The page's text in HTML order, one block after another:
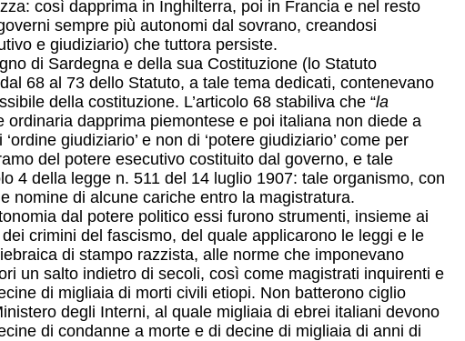
così dapprima in Inghilterra, poi in Francia e nel resto
sempre più autonomi dal sovrano, creandosi
e giudiziario) che tuttora persiste.
di Sardegna e della sua Costituzione (lo Statuto
68 al 73 dello Statuto, a tale tema dedicati, contenevano
della costituzione. L’articolo 68 stabiliva che “la
ordinaria dapprima piemontese e poi italiana non diede a
giudiziario’ e non di ‘potere giudiziario’ come per
del potere esecutivo costituito dal governo, e tale
4 della legge n. 511 del 14 luglio 1907: tale organismo, con
nomine di alcune cariche entro la magistratura.
dal potere politico essi furono strumenti, insieme ai
crimini del fascismo, del quale applicarono le leggi e le
di stampo razzista, alle norme che imponevano
un salto indietro di secoli, così come magistrati inquirenti e
di migliaia di morti civili etiopi. Non batterono ciglio
degli Interni, al quale migliaia di ebrei italiani devono
di condanne a morte e di decine di migliaia di anni di